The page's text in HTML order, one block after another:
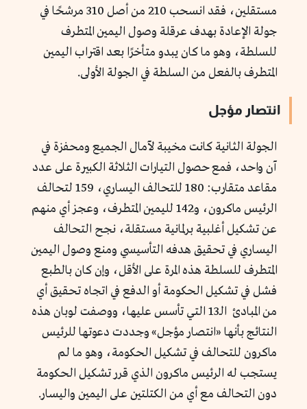
مستقلين، فقد انسحب 210 من أصل 310 مرشحًا في
جولة الإعادة بهدف عرقلة وصول اليمين المتطرف
للسلطة، وهو ما كان يبدو متأخرًا بعد اقتراب اليمين
المتطرف بالفعل من السلطة في الجولة الأولى.
انتصار مؤجل
الجولة الثانية كانت مخيبة لآمال الجميع ومحفزة في
آن واحد، فمع حصول التيارات الثلاثة الكبيرة على عدد
مقاعد متقارب: 180
للتحالف اليساري، 159 لتحالف
الرئيس ماكرون، و142 لليمين المتطرف، وعجز أي منهم
عن تشكيل أغلبية برلمانية مستقلة، نجح التحالف
اليساري في تحقيق هدفه التأسيسي ومنع وصول اليمين
المتطرف للسلطة هذه المرة على الأقل، وإن كان بالطبع
فشل في تشكيل الحكومة أو الدفع في اتجاه تحقيق أي
من المبادئ الـ13 التي تأسس عليها، ووصفت لوبان هذه
النتائج بأنها «انتصار مؤجل»وجددت دعوتها للرئيس
ماكرون للتحالف في تشكيل الحكومة، وهو ما لم
يستجب له الرئيس ماكرون الذي قرر تشكيل الحكومة
دون التحالف مع أي من الكتلتين على اليمين واليسار.